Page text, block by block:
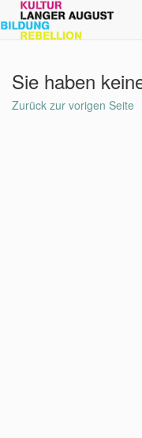
Sie haben
Zurück zur vorigen Seite